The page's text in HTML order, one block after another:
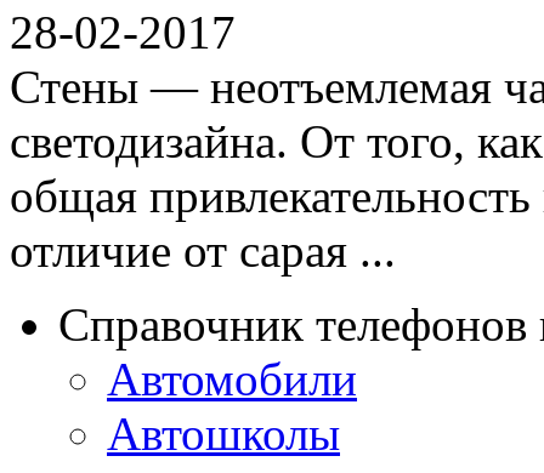
28-02-2017
Стены — неотъемлемая
светодизайна. От того,
общая
отличие от сарая ...
Справочник
Автомобили
Автошколы